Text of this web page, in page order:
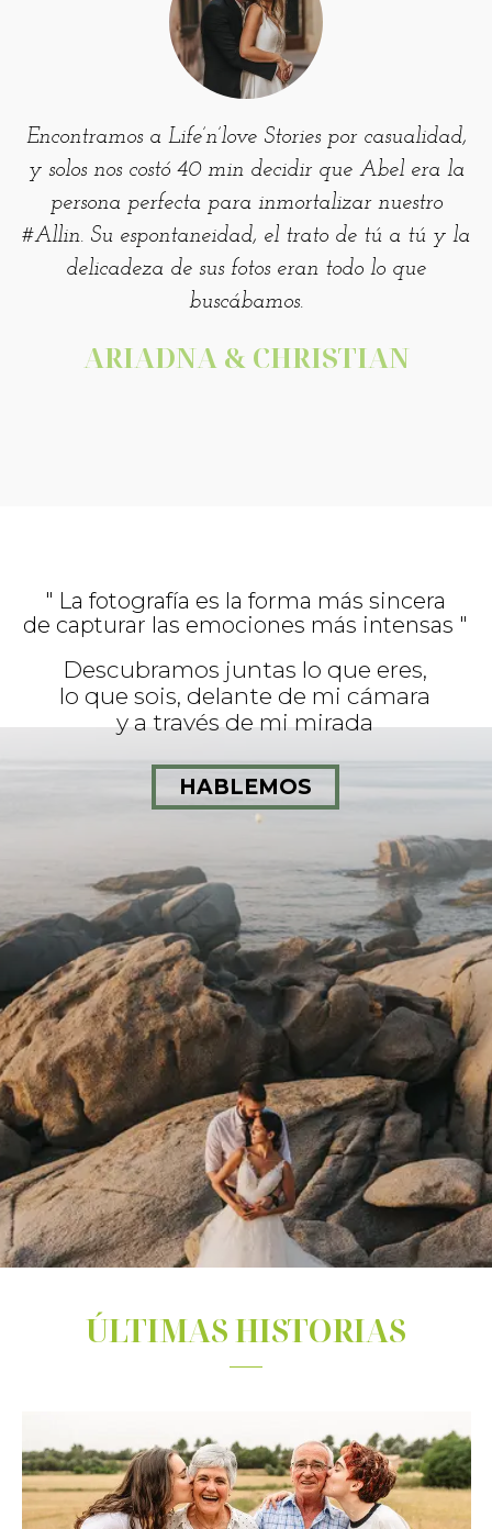
Encontramos a Life’n’love Stories por casualidad,
y solos nos costó 40 min decidir que Abel era la
persona perfecta para inmortalizar nuestro
#Allin. Su espontaneidad, el trato de tú a tú y la
delicadeza de sus fotos eran todo lo que
buscábamos.
ARIADNA & CHRISTIAN
" La fotografía es la forma más sincera
de capturar las emociones más intensas "
Descubramos juntas lo que eres,
lo que sois, delante de mi cámara
y a través de mi mirada
HABLEMOS
ÚLTIMAS HISTORIAS